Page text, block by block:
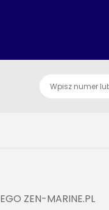
O nas
i
ZEN-MARINE.PL